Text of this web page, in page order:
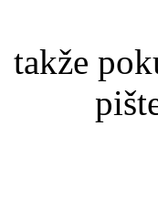
takže